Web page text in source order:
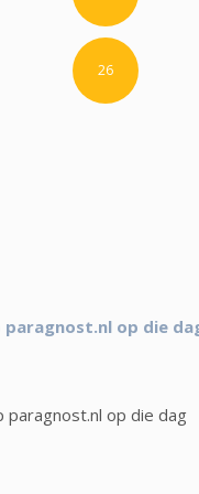
26
op die
paragnost.nl op die dag